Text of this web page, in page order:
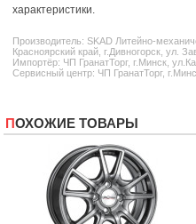
характеристики.
Производитель:SKAD Литейно-
Красноярский край, г.Дивногорск, ул.
Импортёр: ЧП ГранатТорг, г.Минск,
Сервисный центр: ЧП ГранатТорг,
ПОХОЖИЕ ТОВАРЫ